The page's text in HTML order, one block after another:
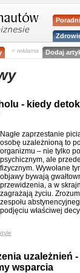
< reklama Dodaj
- kiedy
Nagłe zaprzestanie
osobę uzależnioną to
organizmu – nie tylko
psychicznym, ale
fizycznym. Wywołane
objawy bywają
przewidzenia, a w
zagrażają życiu.
zespołu
podjęciu właściwej
uzależnień -
wsparcia